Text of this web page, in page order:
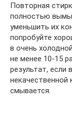
Повторная
полностью
уменьшить их
попробуйте
в очень
не менее 10-15
результат,
некачественной
смывается.